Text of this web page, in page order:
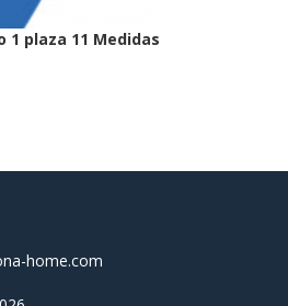
plaza 11 Medidas
home.com